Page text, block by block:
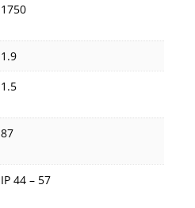
1750
1.9
1.5
87
IP 44 – 57